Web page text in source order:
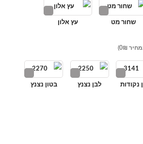
שחור מט עץ אלון
0₪)
נקודות לבן נצנץ בטון נצנץ